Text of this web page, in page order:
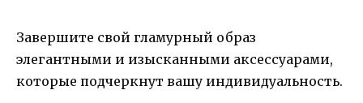
Завершите свой гламурный образ
элегантными и изысканными аксессуарами,
которые подчеркнут вашу индивидуальность.